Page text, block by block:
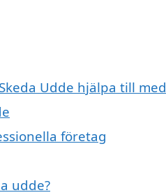
Udde hjälpa till
företag
udde?